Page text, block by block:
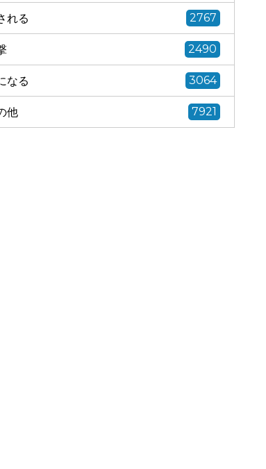
れる 2767
2490
なる 3064
他 7921